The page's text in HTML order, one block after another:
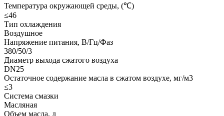
Температура окружающей среды, (℃)
≤46
Тип охлаждения
Воздушное
Напряжение питания, В/Гц/Фаз
380/50/3
Диаметр выхода сжатого воздуха
DN25
Остаточное содержание масла в сжатом воздухе, мг/м3
≤3
Система смазки
Масляная
Объем масла, л